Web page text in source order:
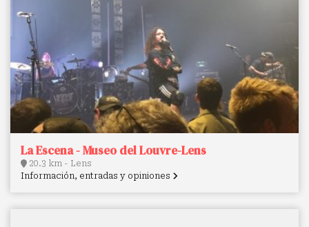
La Escena - Museo del Louvre-Lens
20.3 km - Lens
Información, entradas y opiniones